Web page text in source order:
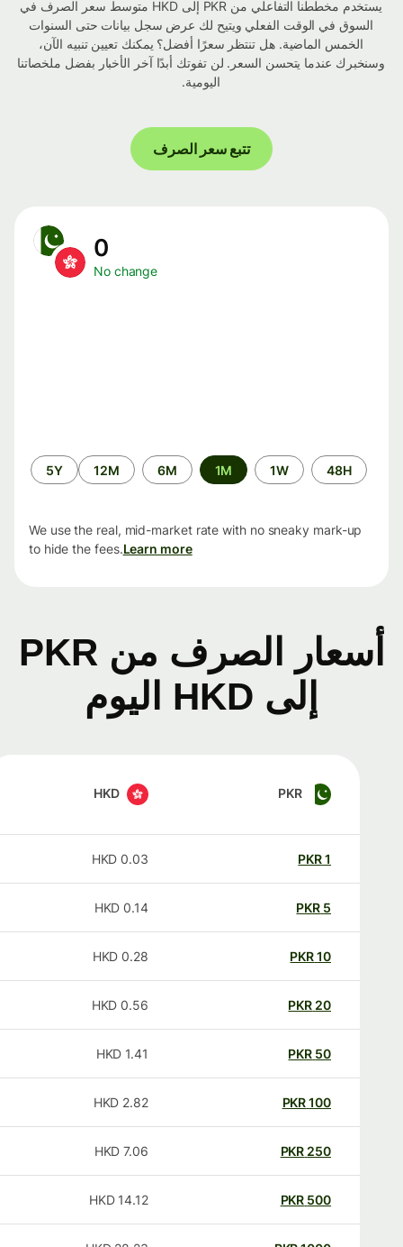
يستخدم مخططنا التفاعلي من PKR إلى HKD متوسط ​​سعر الصرف في
السوق في الوقت الفعلي ويتيح لك عرض سجل بيانات حتى السنوات
الخمس الماضية. هل تنتظر سعرًا أفضل؟ يمكنك تعيين تنبيه الآن،
وسنخبرك عندما يتحسن السعر. لن تفوتك أبدًا آخر الأخبار بفضل ملخصاتنا
اليومية.
تتبع سعر الصرف
No change
الفترة
الزمنية
48H
1W
1M
6M
12M
5Y
We use the real, mid-market rate with no sneaky mark-up
to hide the fees.Learn more
أسعار الصرف من PKR
إلى HKD اليوم
PKR
HKD
PKR
0.03
HKD
PKR
0.14
HKD
PKR
0.28
HKD
20
PKR
0.56
HKD
50
PKR
1.41
HKD
100
PKR
2.82
HKD
250
PKR
7.06
HKD
500
PKR
14.12
HKD